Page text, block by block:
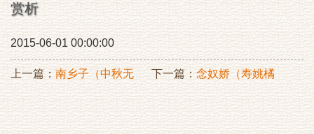
赏析
2015-06-01 00:00:00
上一篇：南乡子（中秋无
月）
下一篇：念奴娇（寿姚橘
州）